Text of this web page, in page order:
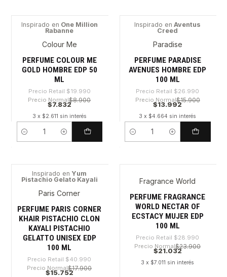
Inspirado en One Million
Rabanne
Colour Me
PERFUME COLOUR ME
GOLD HOMBRE EDP 50
ML
Precio Retail $19.990
Precio Normal$8.900
$7.832
3 x $2.611 sin interés
Cantidad
Inspirado en Aventus
Creed
Paradise
PERFUME PARADISE
AVENUES HOMBRE EDP
100 ML
Precio Retail $26.990
Precio Normal$15.900
$13.992
3 x $4.664 sin interés
Cantidad
-61%
Inspirado en Yum
Pistachio Gelato Kayali
Paris Corner
PERFUME PARIS CORNER
KHAIR PISTACHIO CLON
KAYALI PISTACHIO
GELATTO UNISEX EDP
100 ML
Precio Retail $40.990
Precio Normal$17.900
$15.752
-27%
Fragrance World
PERFUME FRAGRANCE
WORLD NECTAR OF
ECSTACY MUJER EDP
100 ML
Precio Retail $28.990
Precio Normal$23.900
$21.032
3 x $7.011 sin interés